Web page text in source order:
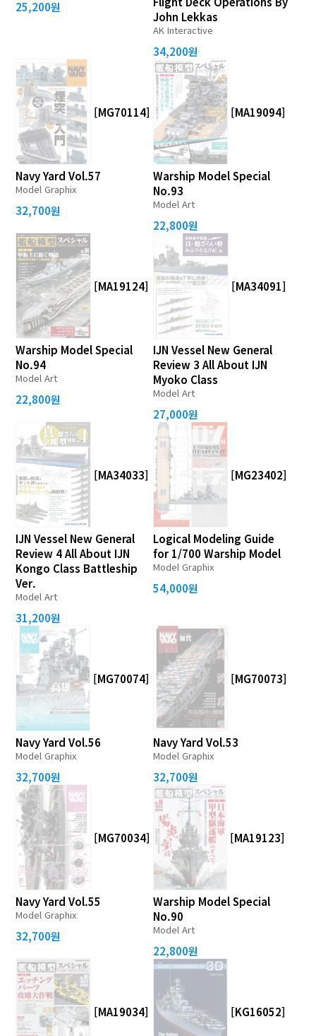
25,200원
John Lekkas
AK Interactive
34,200원
[MG70114]
Navy Yard Vol.57
Model Graphix
32,700원
[MA19094]
Warship Model Special
No.93
Model Art
22,800원
[MA19124]
Warship Model Special
No.94
Model Art
22,800원
[MA34091]
IJN Vessel New General
Review 3 All About IJN
Myoko Class
Model Art
27,000원
[MA34033]
IJN Vessel New General
Review 4 All About IJN
Kongo Class Battleship
Ver.
Model Art
31,200원
[MG23402]
Logical Modeling Guide
for 1/700 Warship Model
Model Graphix
54,000원
[MG70074]
Navy Yard Vol.56
Model Graphix
32,700원
[MG70073]
Navy Yard Vol.53
Model Graphix
32,700원
[MG70034]
Navy Yard Vol.55
Model Graphix
32,700원
[MA19123]
Warship Model Special
No.90
Model Art
22,800원
[MA19034] [KG16052]